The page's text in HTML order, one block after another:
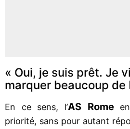
« Oui, je suis prêt. Je
marquer beaucoup de
En ce sens, l’AS Romeen
priorité, sans pour autant